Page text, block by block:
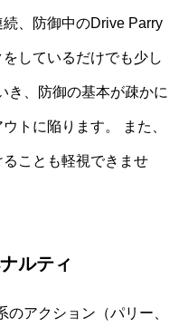
、防御中のDrive Parry
しているだけでも少し
き、防御の基本が疎かに
トに陥ります。 また、
ことも軽視できませ
ルティ
アクション（パリー、